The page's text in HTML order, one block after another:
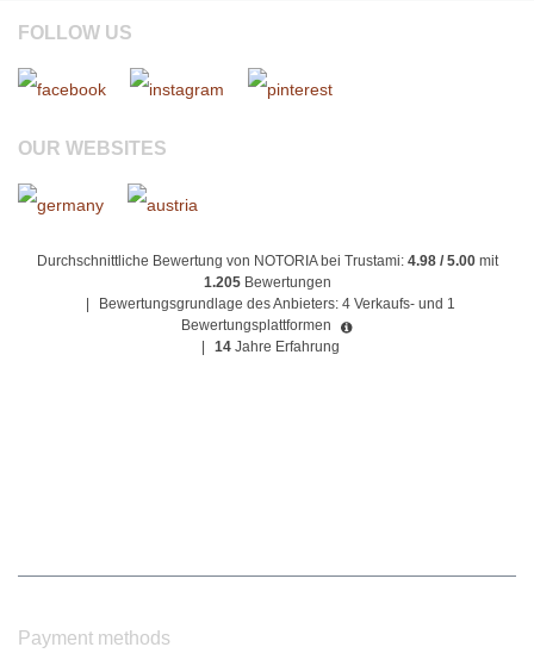
FOLLOW US
OUR WEBSITES
Durchschnittliche Bewertung von NOTORIA bei Trustami: 4.98 / 5.00mit
1.205 Bewertungen
Bewertungsgrundlage des Anbieters: 4 Verkaufs- und 1
Bewertungsplattformen
14 Jahre Erfahrung
Payment methods